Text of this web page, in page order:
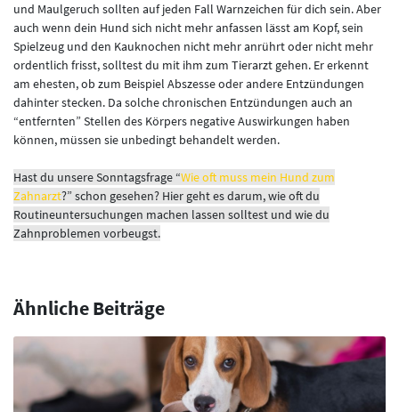
und Maulgeruch sollten auf jeden Fall Warnzeichen für dich sein. Aber
auch wenn dein Hund sich nicht mehr anfassen lässt am Kopf, sein
Spielzeug und den Kauknochen nicht mehr anrührt oder nicht mehr
ordentlich frisst, solltest du mit ihm zum Tierarzt gehen. Er erkennt
am ehesten, ob zum Beispiel Abszesse oder andere Entzündungen
dahinter stecken. Da solche chronischen Entzündungen auch an
“entfernten” Stellen des Körpers negative Auswirkungen haben
können, müssen sie unbedingt behandelt werden.
Hast du unsere Sonntagsfrage “Wie oft muss mein Hund zum
Zahnarzt?” schon gesehen? Hier geht es darum, wie oft du
Routineuntersuchungen machen lassen solltest und wie du
Zahnproblemen vorbeugst.
Ähnliche Beiträge